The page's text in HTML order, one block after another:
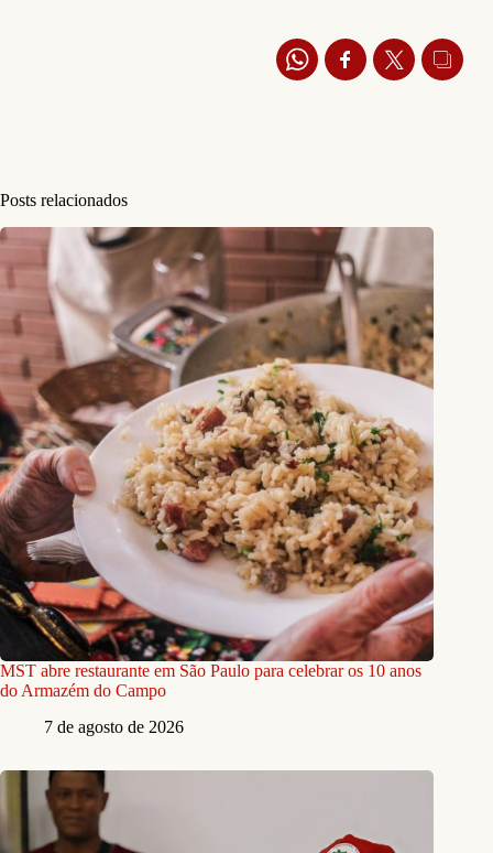
Posts relacionados
MST abre restaurante em São Paulo para celebrar os 10 anos
do Armazém do Campo
7 de agosto de 2026